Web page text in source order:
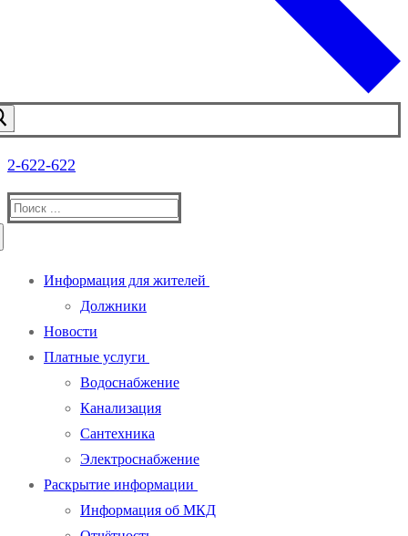
2-622-622
Информация для жителей
Должники
Новости
Платные услуги
Водоснабжение
Канализация
Сантехника
Электроснабжение
Раскрытие информации
Информация об МКД